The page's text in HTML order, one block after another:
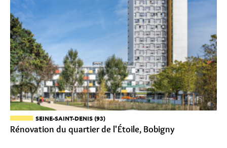
SEINE-SAINT-DENIS (93)
Rénovation du quartier de l'Étoile, Bobigny